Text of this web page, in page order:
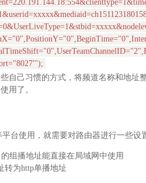
自己习惯的方式，将频道名称和地址
用了。
台使用，就需要对路由器进行一些设
组播地址能直接在局域网中使用
为http单播地址